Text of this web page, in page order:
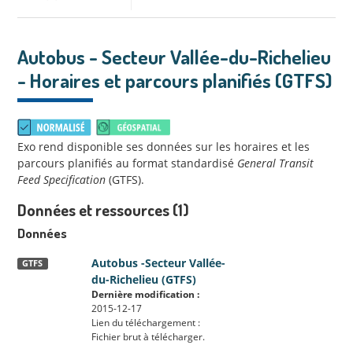
Autobus - Secteur Vallée-du-Richelieu
- Horaires et parcours planifiés (GTFS)
Exo rend disponible ses données sur les horaires et les
parcours planifiés au format standardisé General Transit
Feed Specification (GTFS).
Données et ressources (1)
Données
Autobus -Secteur Vallée-
du-Richelieu (GTFS)
GTFS
Dernière modification :
2015-12-17
Lien du téléchargement :
Fichier brut à télécharger.